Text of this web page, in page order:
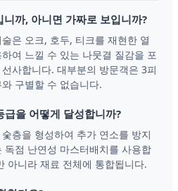
까, 아니면 가짜로 보입니까?
은 오크, 호두, 티크를 재현한 열
여 느낄 수 있는 나뭇결 질감을 포
사합니다. 대부분의 방문객은 3피
구별할 수 없습니다.
을 어떻게 달성합니까?
층을 형성하여 추가 연소를 방지
독점 난연성 마스터배치를 사용합
아니라 재료 전체에 통합됩니다.